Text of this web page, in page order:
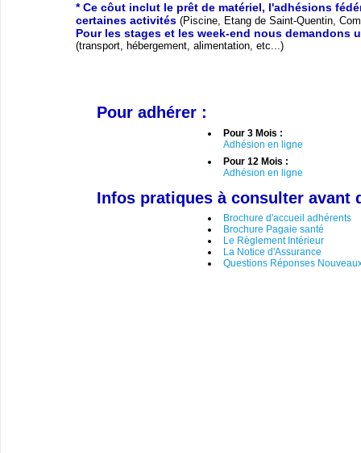
* Ce côut inclut le prêt de matériel, l'adhésions
certaines activités (Piscine, Etang de Saint-Quentin,
Pour les stages et les week-end nous demandons
(transport, hébergement, alimentation, etc...)
Pour adhérer :
Pour 3 Mois :
Adhésion en ligne
Pour 12 Mois :
Adhésion en ligne
Infos pratiques à consulter avant
Brochure d'accueil adhérents
Brochure Pagaie santé
Le Règlement Intérieur
La Notice d'Assurance
Questions Réponses